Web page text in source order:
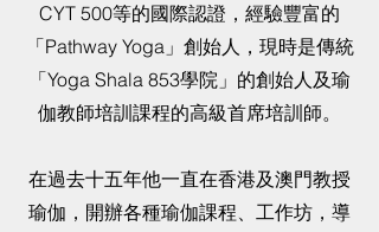
CYT 500等的國際認證，經驗豐富的
「Pathway Yoga」創始人，現時是傳統
「Yoga Shala 853學院」的創始人及瑜
伽教師培訓課程的高級首席培訓師。
在過去十五年他一直在香港及澳門教授
瑜伽，開辦各種瑜伽課程、工作坊，導